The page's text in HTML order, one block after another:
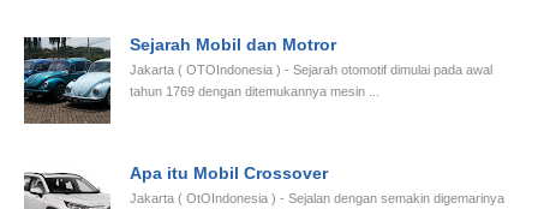
Sejarah Mobil dan Motror
Jakarta ( OTOIndonesia ) - Sejarah otomotif dimulai pada awal
tahun 1769 dengan ditemukannya mesin ...
Apa itu Mobil Crossover
Jakarta ( OtOIndonesia ) - Sejalan dengan semakin digemarinya